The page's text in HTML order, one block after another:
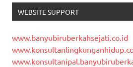
WEBSITE SUPPORT
www.banyubiruberkahsejati.co.id